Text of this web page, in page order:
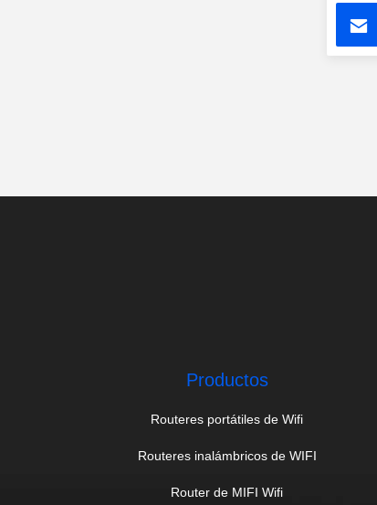
Productos
Routeres portátiles de Wifi
Routeres inalámbricos de WIFI
Router de MIFI Wifi